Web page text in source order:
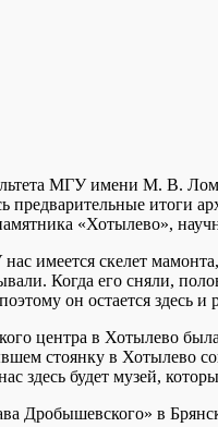
МГУ имени М. В.
предварительные итоги
«Хотылево»,
имеется скелет
Когда его сняли,
он остается здесь
центра в Хотылево
стоянку в Хотылево
здесь будет музей,
в